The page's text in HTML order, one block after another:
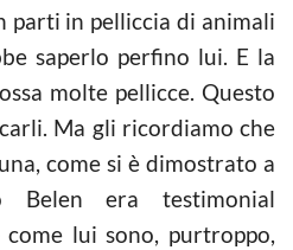
parti in pelliccia di animali
saperlo perfino lui. E la
molte pellicce. Questo
Ma gli ricordiamo che
come si è dimostrato a
Belen era testimonial
come lui sono, purtroppo,